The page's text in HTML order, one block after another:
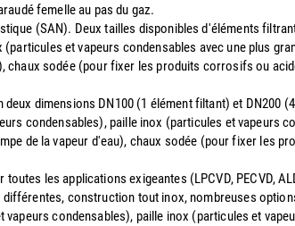
femelle au pas du gaz.
(SAN). Deux tailles disponibles d'éléments
et vapeurs condensables avec une plus
chaux sodée (pour fixer les produits corrosifs ou
dimensions DN100 (1 élément filtant) et DN200
condensables), paille inox (particules et vapeurs
de la vapeur d'eau), chaux sodée (pour fixer les
les applications exigeantes (LPCVD, PECVD,
construction tout inox, nombreuses
condensables), paille inox (particules et